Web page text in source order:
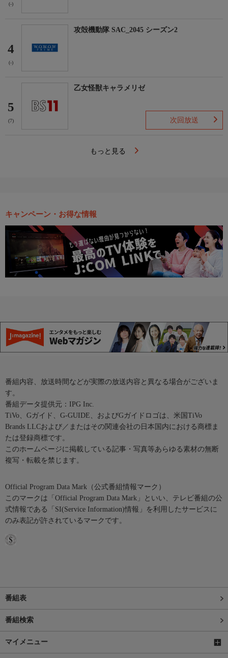
(-)
4
(-)
攻殻機動隊 SAC_2045 シーズン2
5
(7)
乙女怪獣キャラメリゼ
次回放送
もっと見る
キャンペーン・お得な情報
番組内容、放送時間などが実際の放送内容と異なる場合がございま
す。
番組データ提供元：IPG Inc.
TiVo、Gガイド、G-GUIDE、およびGガイドロゴは、米国TiVo
Brands LLCおよび／またはその関連会社の日本国内における商標ま
たは登録商標です。
このホームページに掲載している記事・写真等あらゆる素材の無断
複写・転載を禁じます。
Official Program Data Mark（公式番組情報マーク）
このマークは「Official Program Data Mark」といい、テレビ番組の公
式情報である「SI(Service Information)情報」を利用したサービスに
のみ表記が許されているマークです。
番組表
番組検索
マイメニュー